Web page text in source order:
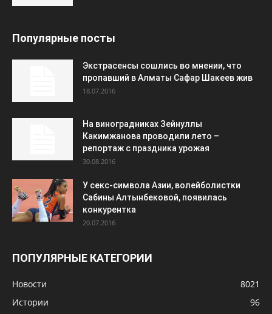
Популярные посты
Экстрасенсы сошлись во мнении, что
пропавший в Алматы Сафар Шакеев жив
18.07.2016
На виноградниках Зейнуллы
Какимжанова проводили лето –
репортаж с праздника урожая
30.08.2016
У секс-символа Азии, волейболистки
Сабины Алтынбековой, появилась
конкурентка
20.07.2016
ПОПУЛЯРНЫЕ КАТЕГОРИИ
Новости
8021
Истории
96